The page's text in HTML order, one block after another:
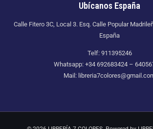
Ubícanos España
Calle Fitero 3C, Local 3. Esq. Calle Popular
España
Telf: 911395246
Whatsapp: +34 692683424 –
Mail: